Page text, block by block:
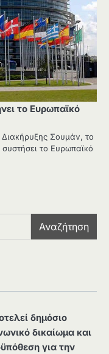
το Ευρωπαϊκό
Διακήρυξης Σουμάν, το
το Ευρωπαϊκό
Αναζήτηση
δημόσιο
δικαίωμα και
για την